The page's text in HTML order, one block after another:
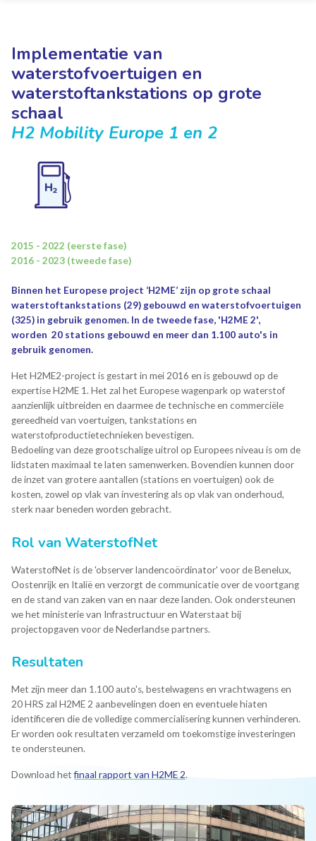
Implementatie van
waterstofvoertuigen en
waterstoftankstations op grote
schaal
H2 Mobility Europe 1 en 2
2015 - 2022 (eerste fase)
2016 - 2023 (tweede fase)
Binnen het Europese project ‘H2ME’ zijn op grote schaal
waterstoftankstations (29) gebouwd en waterstofvoertuigen
(325) in gebruik genomen. In de tweede fase, 'H2ME 2',
worden 20 stations gebouwd en meer dan 1.100 auto's in
gebruik genomen.
Het H2ME2-project is gestart in mei 2016 en is gebouwd op de
expertise H2ME 1. Het zal het Europese wagenpark op waterstof
aanzienlijk uitbreiden en daarmee de technische en commerciële
gereedheid van voertuigen, tankstations en
waterstofproductietechnieken bevestigen.
Bedoeling van deze grootschalige uitrol op Europees niveau is om de
lidstaten maximaal te laten samenwerken. Bovendien kunnen door
de inzet van grotere aantallen (stations en voertuigen) ook de
kosten, zowel op vlak van investering als op vlak van onderhoud,
sterk naar beneden worden gebracht.
Rol van WaterstofNet
WaterstofNet is de 'observer landencoördinator' voor de Benelux,
Oostenrijk en Italië en verzorgt de communicatie over de voortgang
en de stand van zaken van en naar deze landen. Ook ondersteunen
we het ministerie van Infrastructuur en Waterstaat bij
projectopgaven voor de Nederlandse partners.
Resultaten
Met zijn meer dan 1.100 auto's, bestelwagens en vrachtwagens en
20 HRS zal H2ME 2 aanbevelingen doen en eventuele hiaten
identificeren die de volledige commercialisering kunnen verhinderen.
Er worden ook resultaten verzameld om toekomstige investeringen
te ondersteunen.
Download hetfinaal rapport van H2ME 2.